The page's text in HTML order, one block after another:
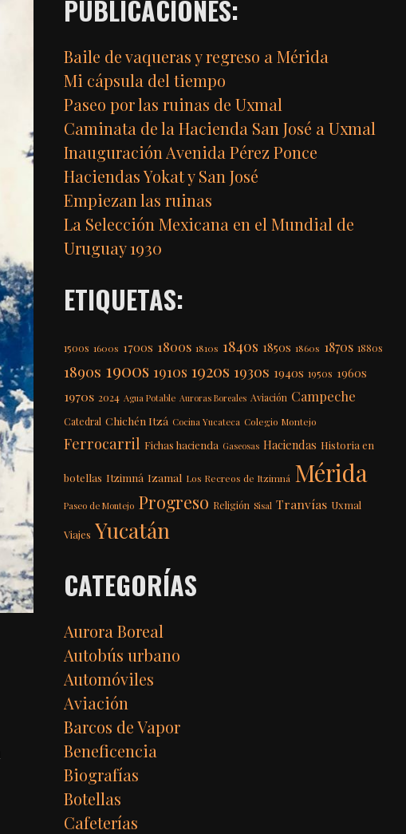
PUBLICACIONES:
Baile de vaqueras y regreso a Mérida
Mi cápsula del tiempo
Paseo por las ruinas de Uxmal
Caminata de la Hacienda San José a Uxmal
Inauguración Avenida Pérez Ponce
Haciendas Yokat y San José
Empiezan las ruinas
La Selección Mexicana en el Mundial de
Uruguay 1930
ETIQUETAS:
1500s 1600s 1700s 1800s 1810s 1840s 1850s 1860s 1870s 1880s
1890s 1900s 1910s 1920s 1930s 1940s 1950s 1960s
1970s 2024 Agua Potable Auroras Boreales Aviación Campeche
Catedral Chichén Itzá Cocina Yucateca Colegio Montejo
Ferrocarril Fichas hacienda Gaseosas Haciendas Historia en
botellas Itzimná Izamal Los Recreos de Itzimná Mérida
Paseo de Montejo Progreso Religión Sisal Tranvías Uxmal
Viajes Yucatán
CATEGORÍAS
Aurora Boreal
Autobús urbano
Automóviles
Aviación
Barcos de Vapor
Beneficencia
Biografías
Botellas
Cafeterías